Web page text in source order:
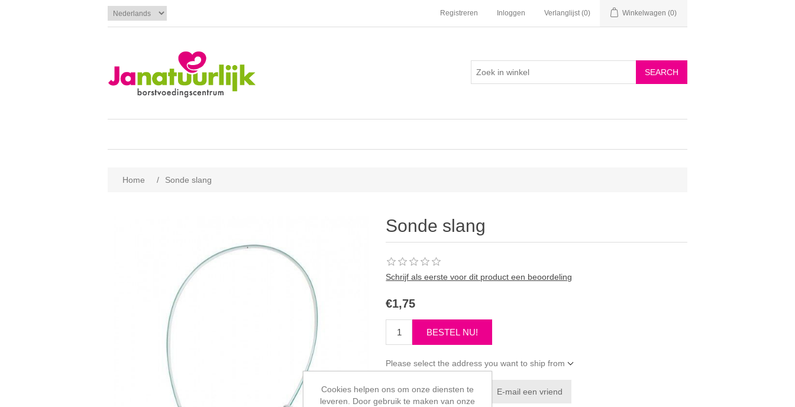
Registreren Inloggen Verlanglijst (0) Winkelwagen (0)
Home / Sonde slang
Sonde slang
Schrijf als eerste voor dit product een beoordeling
€1,75
Please select the address you want to ship from
Cookies helpen ons om onze diensten te
leveren. Door gebruik te maken van onze